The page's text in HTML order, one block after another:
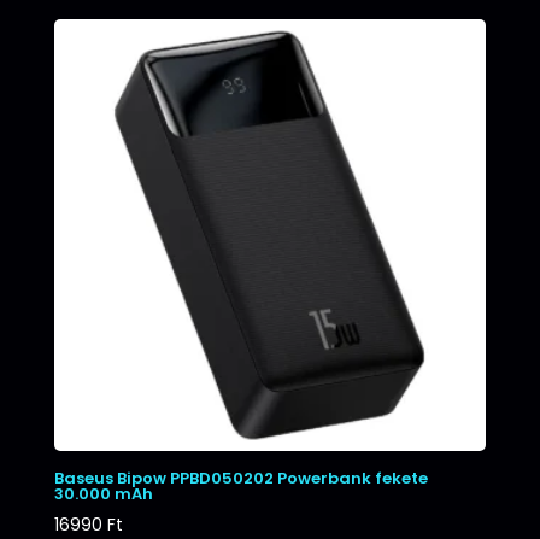
Baseus Bipow PPBD050202 Powerbank fekete
30.000 mAh
16990 Ft